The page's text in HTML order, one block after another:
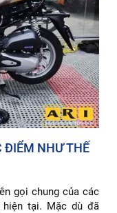
ĐIỂM NHƯ THẾ
gọi chung của các
tại. Mặc dù đã